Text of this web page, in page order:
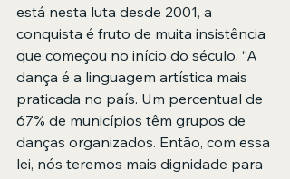
está nesta luta desde 2001, a
conquista é fruto de muita insistência
que começou no início do século. “A
dança é a linguagem artística mais
praticada no país. Um percentual de
67% de municípios têm grupos de
danças organizados. Então, com essa
lei, nós teremos mais dignidade para